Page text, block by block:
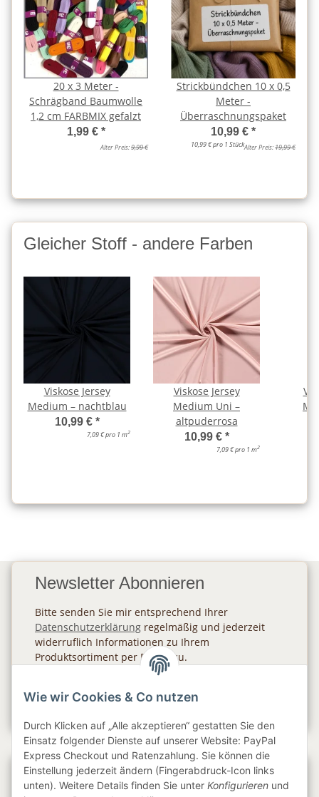
20 x 3 Meter -
Schrägband Baumwolle
1,2 cm FARBMIX gefalzt
1,99 € *
Alter Preis:9,99 €
Strickbündchen 10 x 0,5
Meter -
Überraschnungspaket
10,99 € *
10,99 € pro 1 StückAlter Preis:19,99 €
Gleicher Stoff - andere Farben
Viskose Jersey
Medium – nachtblau
10,99 € *
7,09 € pro 1 m2
Viskose Jersey
Medium Uni –
altpuderrosa
10,99 € *
7,09 € pro 1 m2
Newsletter Abonnieren
Bitte senden Sie mir entsprechend Ihrer
Datenschutzerklärung regelmäßig und jederzeit
widerruflich Informationen zu Ihrem
Produktsortiment per E-Mail zu.
Gesetzliche Informationen
Wie wir Cookies & Co nutzen
Durch Klicken auf „Alle akzeptieren“ gestatten Sie den
Einsatz folgender Dienste auf unserer Website: PayPal
Express Checkout und Ratenzahlung. Sie können die
Einstellung jederzeit ändern (Fingerabdruck-Icon links
unten). Weitere Details finden Sie unter Konfigurieren und